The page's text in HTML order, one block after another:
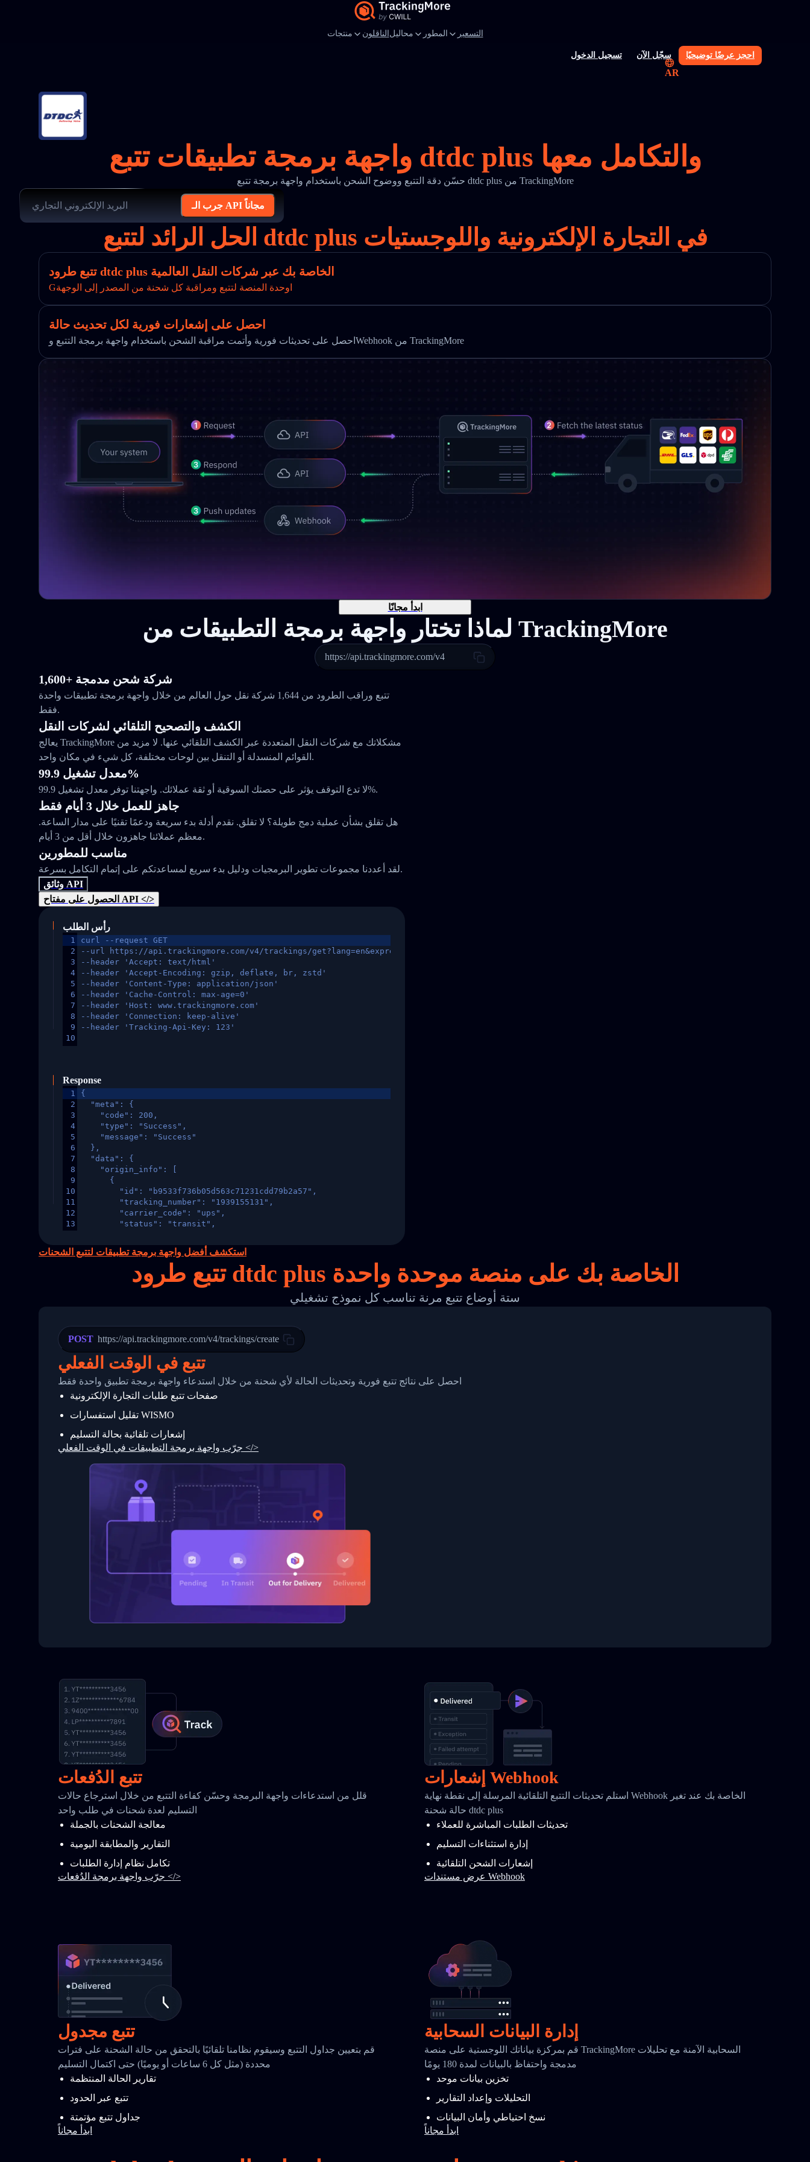
منتجات الناقلون محاليل المطور التسعير
تسجيل الدخول سجّل الآن احجز عرضًا توضيحيًا
AR
واجهة برمجة تطبيقات تتبع dtdc plus والتكامل معها
حسّن دقة التتبع ووضوح الشحن باستخدام واجهة برمجة تتبع dtdc plus من TrackingMore
جرب الـ API مجاناً
الحل الرائد لتتبع dtdc plus في التجارة الإلكترونية واللوجستيات
تتبع طرود dtdc plus الخاصة بك عبر شركات النقل العالمية
Gاوحدة المنصة لتتبع ومراقبة كل شحنة من المصدر إلى الوجهة
احصل على إشعارات فورية لكل تحديث حالة
احصل على تحديثات فورية وأتمت مراقبة الشحن باستخدام واجهة برمجة التتبع وWebhook من TrackingMore
ابدأ مجانًا
لماذا تختار واجهة برمجة التطبيقات من TrackingMore
https://api.trackingmore.com/v4
1,600+ شركة شحن مدمجة
تتبع وراقب الطرود من 1,644 شركة نقل حول العالم من خلال واجهة برمجة تطبيقات واحدة
فقط.
الكشف والتصحيح التلقائي لشركات النقل
يعالج TrackingMore مشكلاتك مع شركات النقل المتعددة عبر الكشف التلقائي عنها. لا مزيد من
القوائم المنسدلة أو التنقل بين لوحات مختلفة، كل شيء في مكان واحد.
معدل تشغيل 99.9%
لا تدع التوقف يؤثر على حصتك السوقية أو ثقة عملائك. واجهتنا توفر معدل تشغيل 99.9%.
جاهز للعمل خلال 3 أيام فقط
هل تقلق بشأن عملية دمج طويلة؟ لا تقلق. نقدم أدلة بدء سريعة ودعمًا تقنيًا على مدار الساعة.
معظم عملائنا جاهزون خلال أقل من 3 أيام.
مناسب للمطورين
لقد أعددنا مجموعات تطوير البرمجيات ودليل بدء سريع لمساعدتكم على إتمام التكامل بسرعة.
وثائق API
الحصول على مفتاح API </>
رأس الطلب
1
2
3
4
5
6
7
8
9
10
curl --request GET
--url https://api.trackingmore.com/v4/trackings/get?lang=en&express=ups&tracknumber=1939155131
--header 'Accept: text/html'
--header 'Accept-Encoding: gzip, deflate, br, zstd'
--header 'Content-Type: application/json'
--header 'Cache-Control: max-age=0'
--header 'Host: www.trackingmore.com'
--header 'Connection: keep-alive'
--header 'Tracking-Api-Key: 123'
Response
1
2
3
4
5
6
7
8
9
10
11
12
13
15
16
24
25
26
27
28
29
31
33
34
{
  "meta": {
    "code": 200,
    "type": "Success",
    "message": "Success"
  },
  "data": {
    "origin_info": [
      {
        "id": "b9533f736b05d563c71231cdd79b2a57",
        "tracking_number": "1939155131",
        "carrier_code": "ups",
        "status": "transit",
        "destination_country": "United States",
        "itemTimeLength": 2,
        "phone": null,
        "trackinfo": [
            "Details": "Departed Facility in HONG KONG-HONG KONG, HONG KONG-HONG KONG,2017-03-08 04:22:00"
          },
          {
            "Date": "2017-03-06 15:28:00",
            "StatusDescription": "Shipment picked up",
            "Details": "BEIJING-CHINA,PEOPLES REPUBLIC"
          }
        ]
      }
    ]
  }
}
استكشف أفضل واجهة برمجة تطبيقات لتتبع الشحنات
تتبع طرود dtdc plus الخاصة بك على منصة موحدة واحدة
ستة أوضاع تتبع مرنة تناسب كل نموذج تشغيلي
POST https://api.trackingmore.com/v4/trackings/create
تتبع في الوقت الفعلي
احصل على نتائج تتبع فورية وتحديثات الحالة لأي شحنة من خلال استدعاء واجهة برمجة تطبيق واحدة فقط
صفحات تتبع طلبات التجارة الإلكترونية
تقليل استفسارات WISMO
إشعارات تلقائية بحالة التسليم
جرّب واجهة برمجة التطبيقات في الوقت الفعلي </>
تتبع الدُفعات
قلل من استدعاءات واجهة البرمجة وحسّن كفاءة التتبع من خلال استرجاع حالات
التسليم لعدة شحنات في طلب واحد
معالجة الشحنات بالجملة
التقارير والمطابقة اليومية
تكامل نظام إدارة الطلبات
جرّب واجهة برمجة الدُفعات </>
إشعارات Webhook
استلم تحديثات التتبع التلقائية المرسلة إلى نقطة نهاية Webhook الخاصة بك عند تغير
حالة شحنة dtdc plus
تحديثات الطلبات المباشرة للعملاء
إدارة استثناءات التسليم
إشعارات الشحن التلقائية
عرض مستندات Webhook
تتبع مجدول
قم بتعيين جداول التتبع وسيقوم نظامنا تلقائيًا بالتحقق من حالة الشحنة على فترات
محددة (مثل كل 6 ساعات أو يوميًا) حتى اكتمال التسليم
تقارير الحالة المنتظمة
تتبع عبر الحدود
جداول تتبع مؤتمتة
ابدأ مجاناً
إدارة البيانات السحابية
قم بمركزة بياناتك اللوجستية على منصة TrackingMore السحابية الآمنة مع تحليلات
مدمجة واحتفاظ بالبيانات لمدة 180 يومًا
تخزين بيانات موحد
التحليلات وإعداد التقارير
نسخ احتياطي وأمان البيانات
ابدأ مجاناً